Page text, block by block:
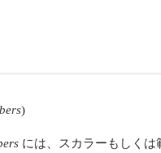
)
には、スカラーもしくは